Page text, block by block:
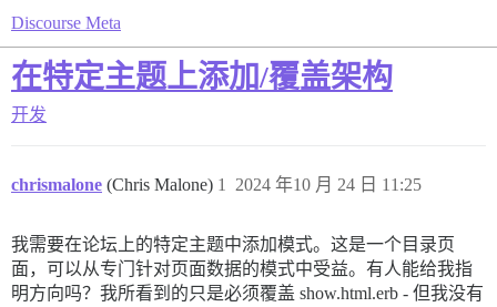
Discourse Meta
在特定主题上添加/覆盖架构
开发
chrismalone (Chris Malone) 2024 年10 月 24 日 11:25
1
我需要在论坛上的特定主题中添加模式。这是一个目录页
面，可以从专门针对页面数据的模式中受益。有人能给我指
明方向吗？我所看到的只是必须覆盖 show.html.erb - 但我没有